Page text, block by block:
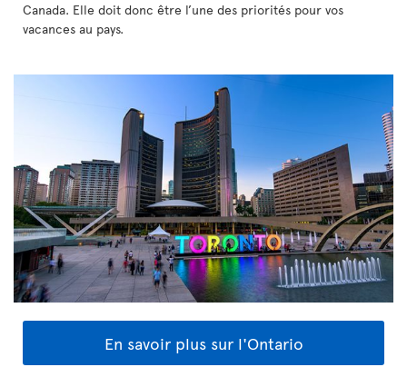
Canada. Elle doit donc être l’une des priorités pour vos
vacances au pays.
En savoir plus sur l'Ontario